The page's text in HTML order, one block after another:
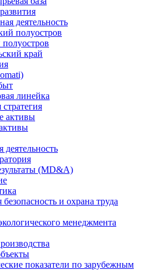
деятельность
полуостров
край
линейка
активы
(MD&A)
и охрана труда
менеджмента
показатели по зарубежным